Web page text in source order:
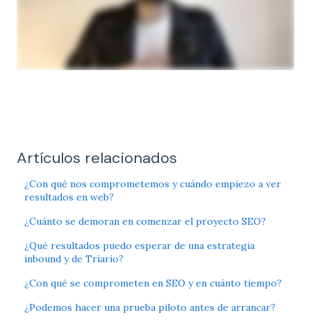
Artículos relacionados
¿Con qué nos comprometemos y cuándo empiezo a ver
resultados en web?
¿Cuánto se demoran en comenzar el proyecto SEO?
¿Qué resultados puedo esperar de una estrategia
inbound y de Triario?
¿Con qué se comprometen en SEO y en cuánto tiempo?
¿Podemos hacer una prueba piloto antes de arrancar?